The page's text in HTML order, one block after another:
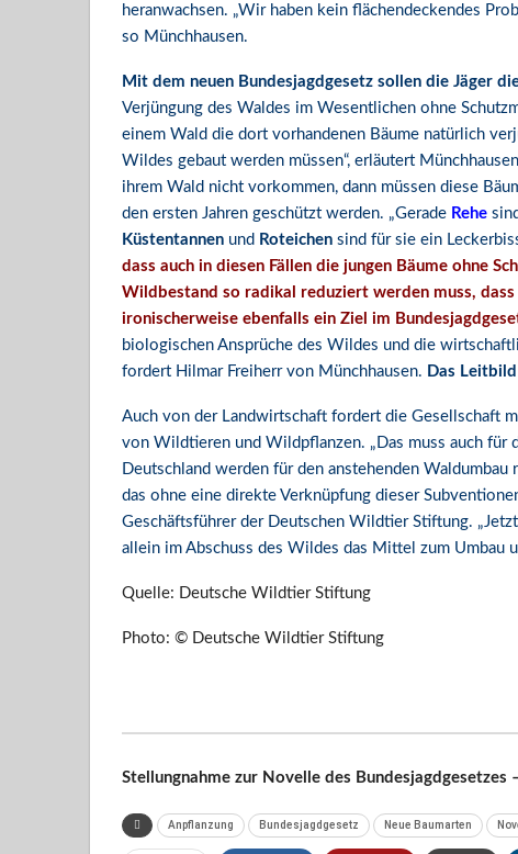
heranwachsen. „Wir haben kein flächendeckendes
so Münchhausen.
Mit dem neuen Bundesjagdgesetz sollen die Jäger
Verjüngung des Waldes im Wesentlichen ohne
einem Wald die dort vorhandenen Bäume natürlich
Wildes gebaut werden müssen“, erläutert
ihrem Wald nicht vorkommen, dann müssen diese
den ersten Jahren geschützt werden. „Gerade Rehe
Küstentannen und Roteichen sind für sie ein
dass auch in diesen Fällen die jungen Bäume ohne
Wildbestand so radikal reduziert werden muss,
ironischerweise ebenfalls ein Ziel im
biologischen Ansprüche des Wildes und die
fordert Hilmar Freiherr von Münchhausen. Das
Auch von der Landwirtschaft fordert die Gesellschaft
von Wildtieren und Wildpflanzen. „Das muss auch
Deutschland werden für den anstehenden
das ohne eine direkte Verknüpfung dieser
Geschäftsführer der Deutschen Wildtier Stiftung.
allein im Abschuss des Wildes das Mittel zum Umbau
Quelle: Deutsche Wildtier Stiftung
Photo: © Deutsche Wildtier Stiftung
Stellungnahme zur Novelle des Bundesjagdgesetzes
Anpflanzung Bundesjagdgesetz Neue Baumarten